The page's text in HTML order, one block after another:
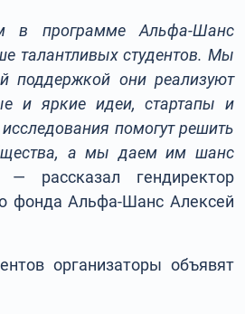
в программе Альфа-Шанс
талантливых студентов. Мы
поддержкой они реализуют
и яркие идеи, стартапы и
помогут решить
а мы даем им шанс
— рассказал гендиректор
фонда Альфа-Шанс Алексей
организаторы объявят